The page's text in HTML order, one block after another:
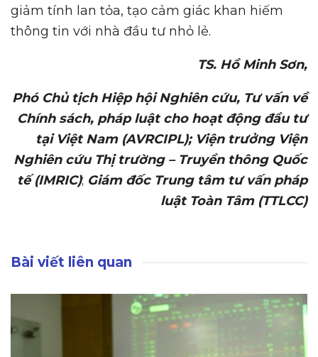
giảm tính lan tỏa, tạo cảm giác khan hiếm
thông tin với nhà đầu tư nhỏ lẻ.
TS. Hồ Minh Sơn,
Phó Chủ tịch Hiệp hội Nghiên cứu, Tư vấn về
Chính sách, pháp luật cho hoạt động đầu tư
tại Việt Nam (AVRCIPL); Viện trưởng Viện
Nghiên cứu Thị trường – Truyền thông Quốc
tế (IMRIC); Giám đốc Trung tâm tư vấn pháp
luật Toàn Tâm (TTLCC)
Bài viết liên quan